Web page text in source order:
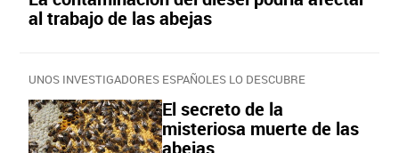
al trabajo de las abejas
UNOS INVESTIGADORES ESPAÑOLES LO DESCUBRE
El secreto de la
misteriosa muerte de las
abejas